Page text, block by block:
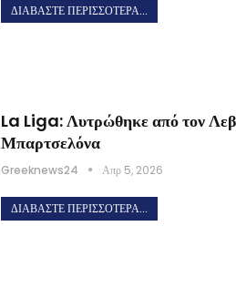
ΔΙΑΒΆΣΤΕ ΠΕΡΙΣΣΌΤΕΡΑ...
La Liga: Λυτρώθηκε από τον
Μπαρτσελόνα
Greeknews24 Απρ 5, 2026
ΔΙΑΒΆΣΤΕ ΠΕΡΙΣΣΌΤΕΡΑ...